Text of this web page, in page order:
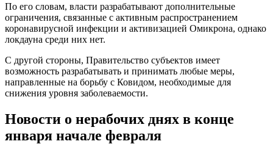
По его словам, власти разрабатывают дополнительные
ограничения, связанные с активным распространением
коронавирусной инфекции и активизацией Омикрона, однако
локдауна среди них нет.
С другой стороны, Правительство субъектов имеет
возможность разрабатывать и принимать любые меры,
направленные на борьбу с Ковидом, необходимые для
снижения уровня заболеваемости.
Новости о нерабочих днях в конце
января начале февраля